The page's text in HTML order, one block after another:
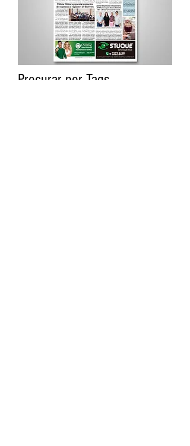
Procurar por Tags